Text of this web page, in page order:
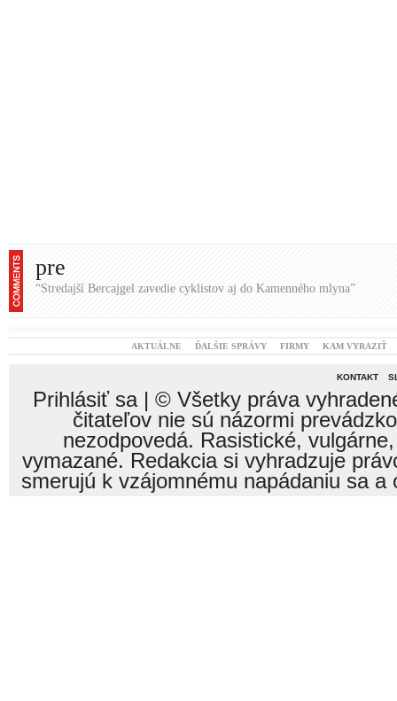
pre
“Stredajší Bercajgel zavedie cyklistov aj do Kamenného mlyna”
AKTUÁLNE ĎALŠIE SPRÁVY FIRMY KAM VYRAZIŤ
KONTAKT
Prihlásiť sa| © Všetky práva
čitateľov nie sú názormi
nezodpovedá. Rasistické,
vymazané. Redakcia si vyhradzuje
smerujú k vzájomnému napádaniu sa